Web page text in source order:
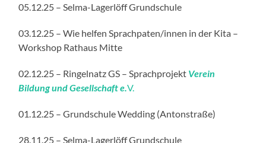
05.12.25 – Selma-Lagerlöff Grundschule
03.12.25 – Wie helfen Sprachpaten/innen in der Kita –
Workshop Rathaus Mitte
02.12.25 – Ringelnatz GS – Sprachprojekt Verein
Bildung und Gesellschaft e.V.
01.12.25 – Grundschule Wedding (Antonstraße)
28.11.25 – Selma-Lagerlöff Grundschule